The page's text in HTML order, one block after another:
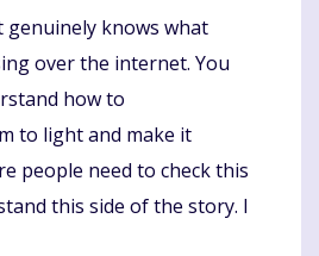
genuinely knows what
over the internet. You
how to
to light and make it
people need to check this
this side of the story. I